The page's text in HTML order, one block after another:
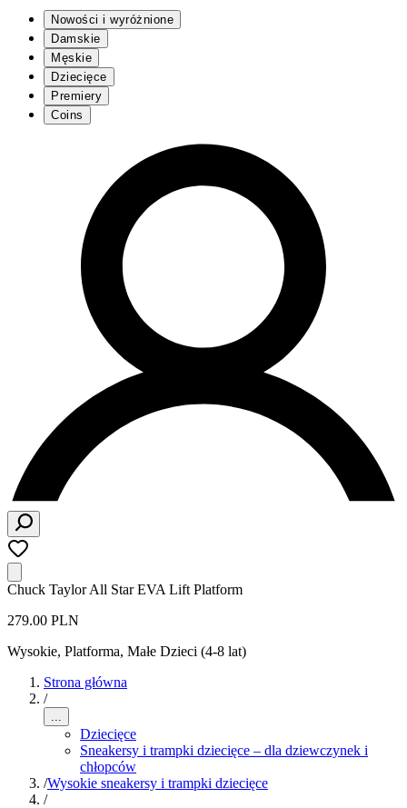
Nowości i wyróżnione
Damskie
Męskie
Dziecięce
Premiery
Coins
Chuck Taylor All Star EVA Lift Platform
279.00 PLN
Wysokie, Platforma, Małe Dzieci (4-8 lat)
Strona główna
/
...
Dziecięce
Sneakersy i trampki dziecięce – dla dziewczynek i
chłopców
/Wysokie sneakersy i trampki dziecięce
/